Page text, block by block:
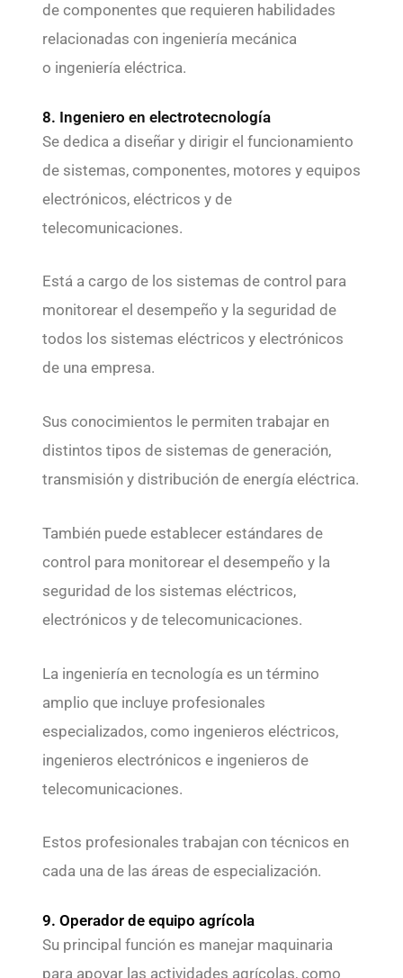
de componentes que requieren habilidades
relacionadas con ingeniería mecánica
o ingeniería eléctrica.
8. Ingeniero en electrotecnología
Se dedica a diseñar y dirigir el funcionamiento
de sistemas, componentes, motores y equipos
electrónicos, eléctricos y de
telecomunicaciones.
Está a cargo de los sistemas de control para
monitorear el desempeño y la seguridad de
todos los sistemas eléctricos y electrónicos
de una empresa.
Sus conocimientos le permiten trabajar en
distintos tipos de sistemas de generación,
transmisión y distribución de energía eléctrica.
También puede establecer estándares de
control para monitorear el desempeño y la
seguridad de los sistemas eléctricos,
electrónicos y de telecomunicaciones.
La ingeniería en tecnología es un término
amplio que incluye profesionales
especializados, como ingenieros eléctricos,
ingenieros electrónicos e ingenieros de
telecomunicaciones.
Estos profesionales trabajan con técnicos en
cada una de las áreas de especialización.
9. Operador de equipo agrícola
Su principal función es manejar maquinaria
para apoyar las actividades agrícolas, como